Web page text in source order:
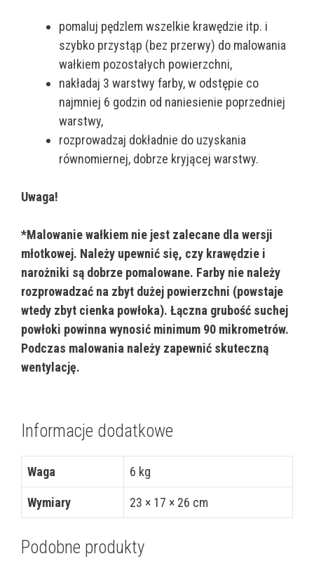
pomaluj pędzlem wszelkie krawędzie itp. i
szybko przystąp (bez przerwy) do malowania
wałkiem pozostałych powierzchni,
nakładaj 3 warstwy farby, w odstępie co
najmniej 6 godzin od naniesienie poprzedniej
warstwy,
rozprowadzaj dokładnie do uzyskania
równomiernej, dobrze kryjącej warstwy.
Uwaga!
*Malowanie wałkiem nie jest zalecane dla wersji
młotkowej. Należy upewnić się, czy krawędzie i
narożniki są dobrze pomalowane. Farby nie należy
rozprowadzać na zbyt dużej powierzchni (powstaje
wtedy zbyt cienka powłoka). Łączna grubość suchej
powłoki powinna wynosić minimum 90 mikrometrów.
Podczas malowania należy zapewnić skuteczną
wentylację.
Informacje dodatkowe
Waga 6 kg
Wymiary 23 × 17 × 26 cm
Podobne produkty